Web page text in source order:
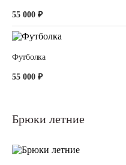
55 000 ₽
Футболка
55 000 ₽
Брюки летние